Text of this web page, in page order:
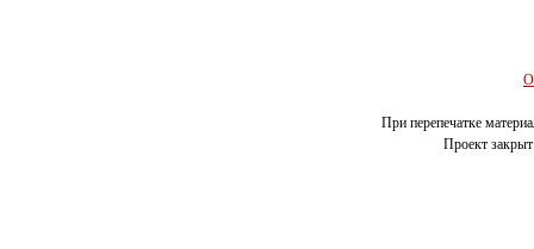
О
При перепечатке
Проект закрыт